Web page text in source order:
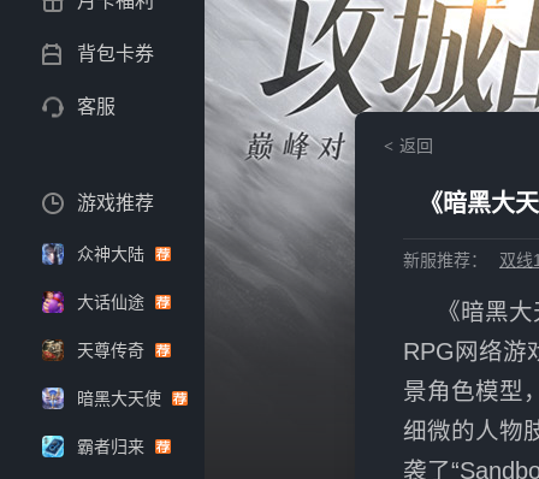
返回
《暗黑大
新服推荐： 双线
《暗黑
RPG网络游
景角色模型
细微的人物
袭了
背包卡券
客服
游戏推荐
众神大陆
大话仙途
天尊传奇
暗黑大天使
霸者归来